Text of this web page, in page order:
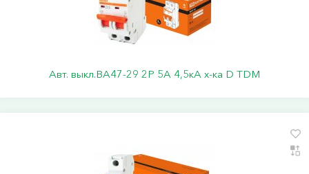
Авт. выкл.ВА47-29 2Р 5А 4,5кА х-ка D TDM